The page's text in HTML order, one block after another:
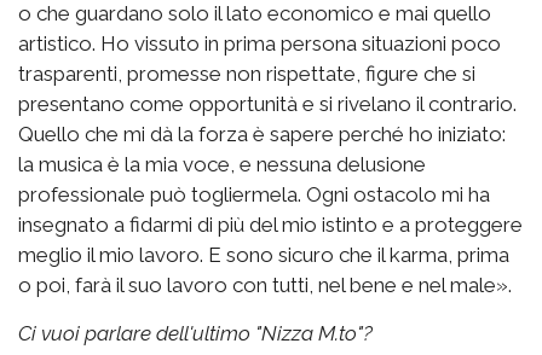
o che guardano solo il lato economico e mai quello
artistico. Ho vissuto in prima persona situazioni poco
trasparenti, promesse non rispettate, figure che si
presentano come opportunità e si rivelano il contrario.
Quello che mi dà la forza è sapere perché ho iniziato:
la musica è la mia voce, e nessuna delusione
professionale può togliermela. Ogni ostacolo mi ha
insegnato a fidarmi di più del mio istinto e a proteggere
meglio il mio lavoro. E sono sicuro che il karma, prima
o poi, farà il suo lavoro con tutti, nel bene e nel male».
Ci vuoi parlare dell'ultimo "Nizza M.to"?